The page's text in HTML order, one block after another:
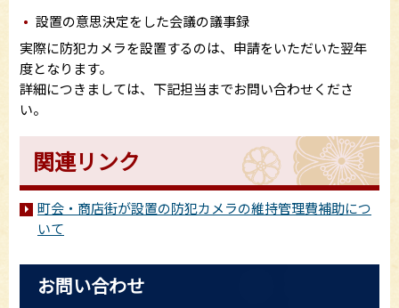
設置の意思決定をした会議の議事録
実際に防犯カメラを設置するのは、申請をいただいた翌年
度となります。
詳細につきましては、下記担当までお問い合わせくださ
い。
関連リンク
町会・商店街が設置の防犯カメラの維持管理費補助につ
いて
お問い合わせ